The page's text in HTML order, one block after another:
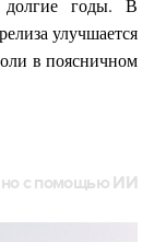
долгие годы. В
улучшается
в поясничном
с помощью ИИ